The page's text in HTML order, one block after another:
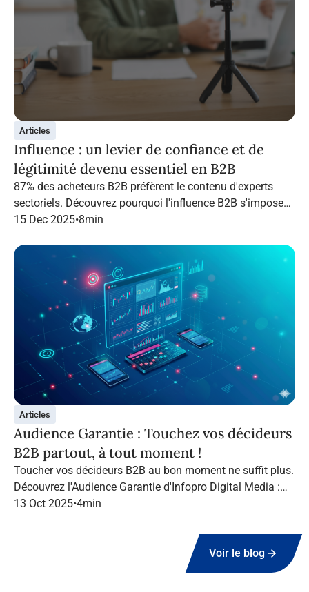
Articles
Influence : un levier de confiance et de
légitimité devenu essentiel en B2B
87% des acheteurs B2B préfèrent le contenu d'experts
sectoriels. Découvrez pourquoi l'influence B2B s'impose
en 2026 et comment structurer une campagne qui
15 Dec 2025•8min
Articles
Audience Garantie : Touchez vos décideurs
B2B partout, à tout moment !
Toucher vos décideurs B2B au bon moment ne suffit plus.
Découvrez l'Audience Garantie d'Infopro Digital Media :
suivez vos cibles tout au long de leur navigation, quel que
13 Oct 2025•4min
Voir le blog